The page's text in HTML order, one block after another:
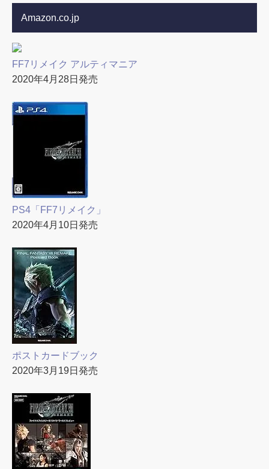
Amazon.co.jp
FF7リメイク アルティマニア
2020年4月28日発売
PS4「FF7リメイク」
2020年4月10日発売
ポストカードブック
2020年3月19日発売